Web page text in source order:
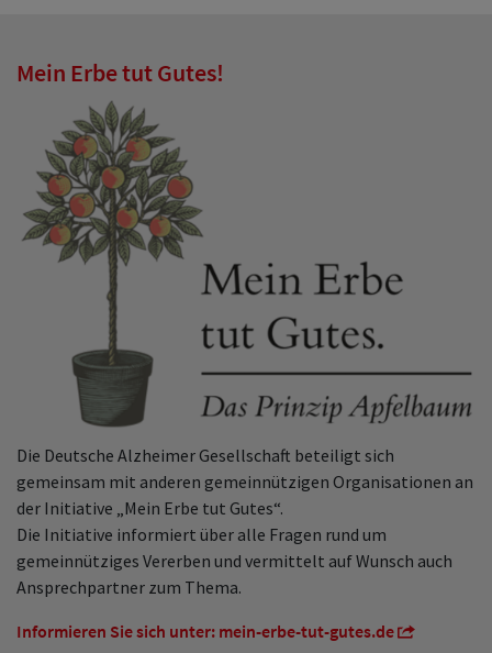
Mein Erbe tut Gutes!
Die Deutsche Alzheimer Gesellschaft beteiligt sich
gemeinsam mit anderen gemeinnützigen Organisationen an
der Initiative „Mein Erbe tut Gutes“.
Die Initiative informiert über alle Fragen rund um
gemeinnütziges Vererben und vermittelt auf Wunsch auch
Ansprechpartner zum Thema.
Informieren Sie sich unter: mein-erbe-tut-gutes.de